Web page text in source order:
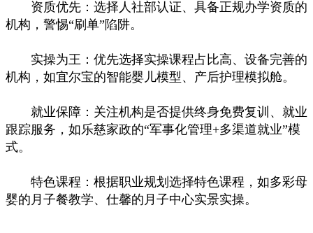
资质优先：选择人社部认证、具备正规办学资质的
机构，警惕“刷单”陷阱。
实操为王：优先选择实操课程占比高、设备完善的
机构，如宜尔宝的智能婴儿模型、产后护理模拟舱。
就业保障：关注机构是否提供终身免费复训、就业
跟踪服务，如乐慈家政的“军事化管理+多渠道就业”模
式。
特色课程：根据职业规划选择特色课程，如多彩母
婴的月子餐教学、仕馨的月子中心实景实操。